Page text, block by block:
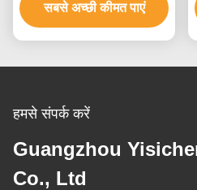
सबसे अच्छी कीमत पाएं
हमसे संपर्क करें
Guangzhou
Co., Ltd